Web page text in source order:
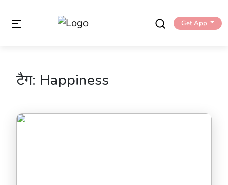
Get App
टैग: Happiness